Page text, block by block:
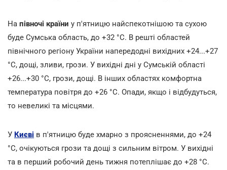
На півночі країни у п'ятницю найспекотнішою та сухою
буде Сумська область, до +32 °С. В решті областей
північного регіону України напередодні вихідних +24...+27
°С, дощі, зливи, грози. У вихідні дні у Сумській області
+26...+30 °С, грози, дощі. В інших областях комфортна
температура повітря до +26 °С. Опади, якщо і відбудуться,
то невеликі та місцями.
У Києві в п'ятницю буде хмарно з проясненнями, до +24
°С, очікуються грози та дощі з сильним вітром. У вихідні
та в перший робочий день тижня потеплішає до +28 °С.